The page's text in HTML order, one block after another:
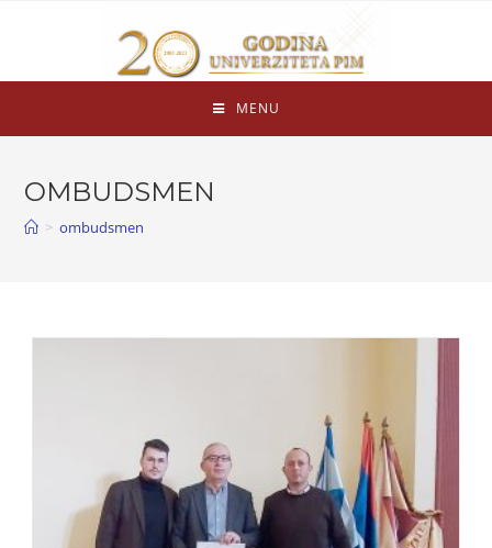
MENU
OMBUDSMEN
> ombudsmen